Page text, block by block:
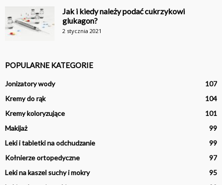
Jak i kiedy należy podać cukrzykowi
glukagon?
2 stycznia 2021
POPULARNE KATEGORIE
Jonizatory wody
107
Kremy do rąk
104
Kremy koloryzujące
101
Makijaż
99
Leki i tabletki na odchudzanie
99
Kołnierze ortopedyczne
97
Leki na kaszel suchy i mokry
95